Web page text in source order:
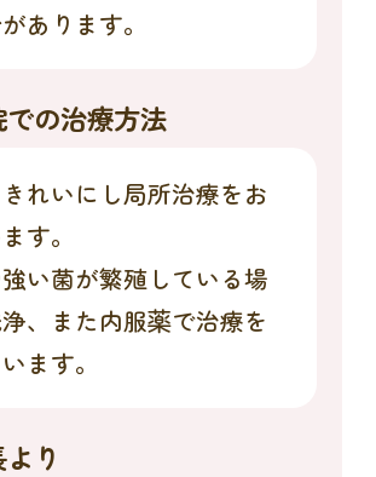
あります。
での治療方法
れいにし局所治療をお
す。
い菌が繁殖している場
、また内服薬で治療を
ます。
り